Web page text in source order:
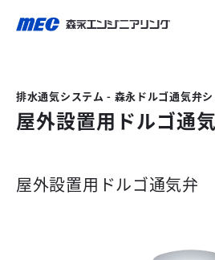
排水通気システム - 森永ドルゴ通気弁シ
屋外設置用ドルゴ通
屋外設置用ドルゴ通気弁